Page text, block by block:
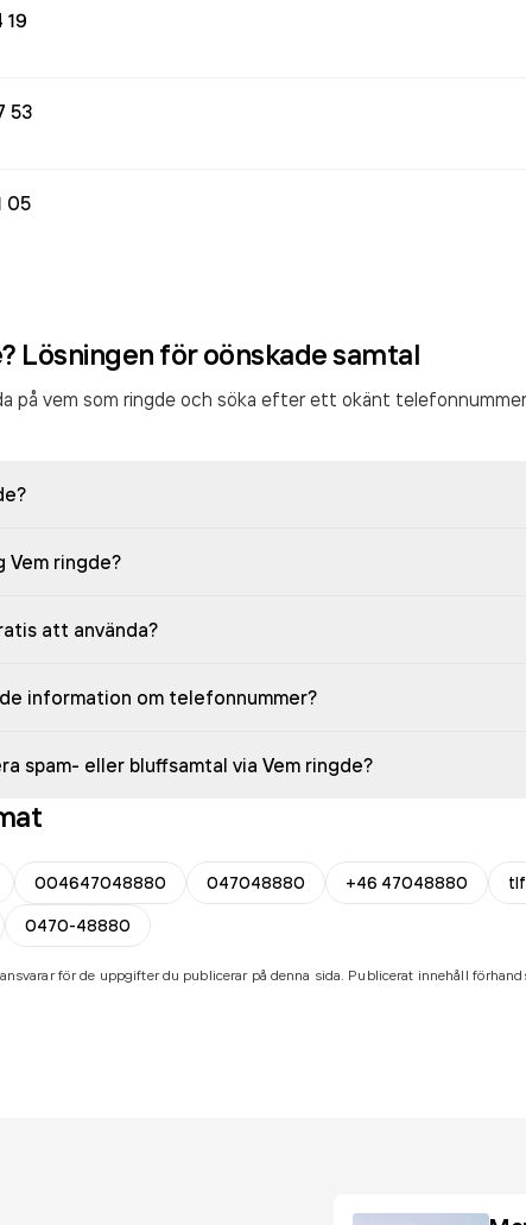
19
53
05
Lösningen för oönskade samtal
på vem som ringde och söka efter ett okänt
Vem ringde?
att använda?
information om telefonnummer?
spam- eller bluffsamtal via Vem ringde?
004647048880 047048880 +46 47048880
0470-48880
för de uppgifter du publicerar på denna sida. Publicerat innehåll